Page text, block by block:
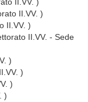
II.VV. )
II.VV. )
II.VV. - Sede
)
)
)
)